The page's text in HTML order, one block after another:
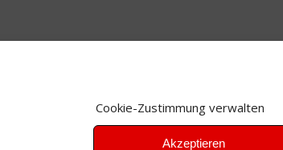
Cookie-Zustimmung verwalten
Akzeptieren